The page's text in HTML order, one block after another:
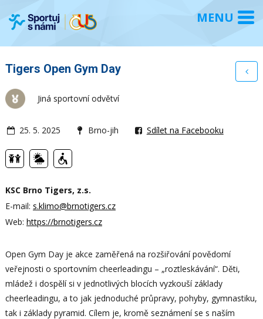
Tigers Open Gym Day
Jiná sportovní odvětví
25. 5. 2025 Brno-jih Sdílet na Facebooku
KSC Brno Tigers, z.s.
E-mail: s.klimo@brnotigers.cz
Web: https://brnotigers.cz
Open Gym Day je akce zaměřená na rozšiřování povědomí
veřejnosti o sportovním cheerleadingu – „roztleskávání“. Děti,
mládež i dospělí si v jednotlivých blocích vyzkouší základy
cheerleadingu, a to jak jednoduché průpravy, pohyby, gymnastiku,
tak i základy pyramid. Cílem je, kromě seznámení se s naším